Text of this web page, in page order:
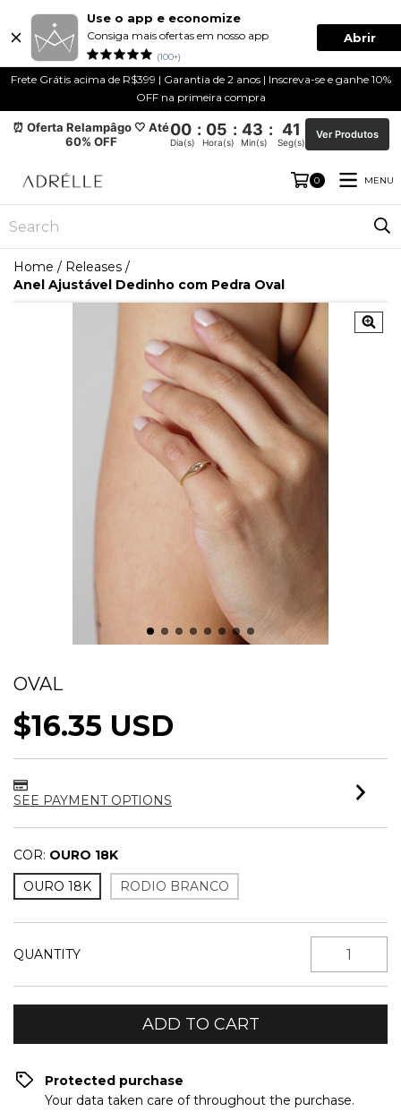
Use o app e economize
Consiga mais ofertas em nosso app
(100+)
Abrir
Frete Grátis acima de R$399 | Garantia de 2 anos | Inscreva-se e ganhe 10%
OFF na primeira compra
⏰ Oferta Relampâgo 🤍 Até
60% OFF
00 : 05 : 43 : 41
Dia(s) Hora(s) Min(s) Seg(s)
Ver Produtos
0 MENU
Home / Releases /
Anel Ajustável Dedinho com Pedra Oval
OVAL
$16.35 USD
SEE PAYMENT OPTIONS
COR: OURO 18K
OURO 18K
RODIO BRANCO
QUANTITY
Protected purchase
Your data taken care of throughout the purchase.